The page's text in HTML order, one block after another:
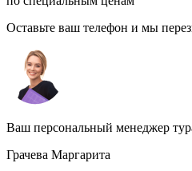
Оставьте ваш телефон и мы
Ваш персональный менеджер
Грачева Маргарита